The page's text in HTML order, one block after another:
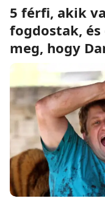
5 férfi, akik
fogdostak,
meg, hogy